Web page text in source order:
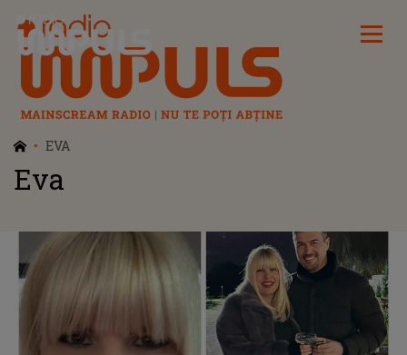
Radio Impuls
EVA
Eva